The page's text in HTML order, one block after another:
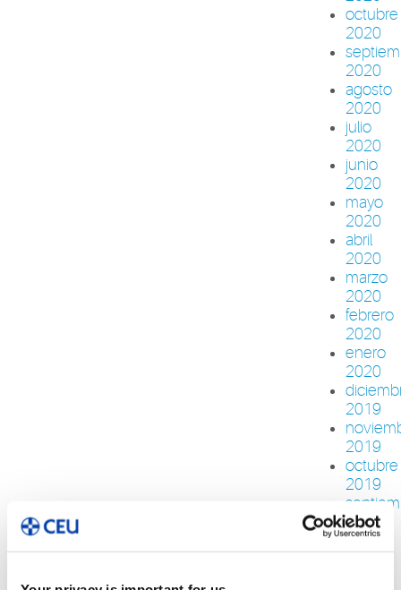
octubre
2020
2020
agosto
2020
julio
2020
junio
2020
mayo
2020
abril
2020
marzo
2020
febrero
2020
enero
2020
2019
2019
octubre
2019
2019
agosto